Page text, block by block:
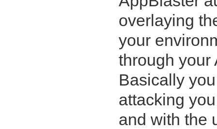
overlaying
your
through
Basically
attacking
and with the